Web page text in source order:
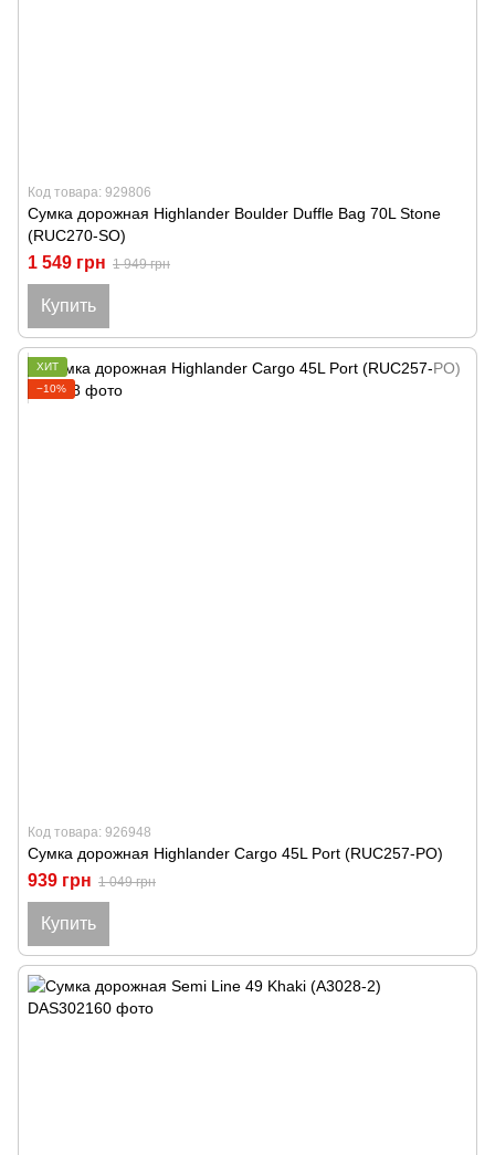
Код товара: 929806
Сумка дорожная Highlander Boulder Duffle Bag 70L Stone
(RUC270-SO)
1 549 грн 1 949 грн
Купить
ХИТ
−10%
Код товара: 926948
Сумка дорожная Highlander Cargo 45L Port (RUC257-PO)
939 грн 1 049 грн
Купить